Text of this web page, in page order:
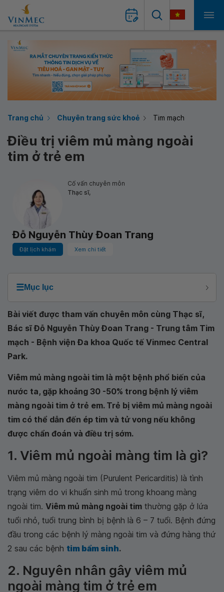
Trang chủ Chuyên trang sức khoẻ Tim mạch
Điều trị viêm mủ màng ngoài
tim ở trẻ em
Cố vấn chuyên môn
Thạc sĩ,
Đỗ Nguyễn Thùy Đoan Trang
Đặt lịch khám Xem chi tiết
☰Mục lục
Bài viết được tham vấn chuyên môn cùng Thạc sĩ,
Bác sĩ Đỗ Nguyễn Thùy Đoan Trang - Trung tâm Tim
mạch - Bệnh viện Đa khoa Quốc tế Vinmec Central
Park.
Viêm mủ màng ngoài tim là một bệnh phổ biến của
nước ta, gặp khoảng 30 -50% trong bệnh lý viêm
màng ngoài tim ở trẻ em. Trẻ bị viêm mủ màng ngoài
tim có thể dẫn đến ép tim và tử vong nếu không
được chẩn đoán và điều trị sớm.
1. Viêm mủ ngoài màng tim là gì?
Viêm mủ màng ngoài tim (Purulent Pericarditis) là tình
trạng viêm do vi khuẩn sinh mủ trong khoang màng
ngoài tim. Viêm mủ màng ngoài tim thường gặp ở lứa
tuổi nhỏ, tuổi trung bình bị bệnh là 6 – 7 tuổi. Bệnh đứng
đầu trong các bệnh lý màng ngoài tim và đứng hàng thứ
2 sau các bệnh tim bẩm sinh.
2. Nguyên nhân gây viêm mủ
ngoài màng tim ở trẻ em